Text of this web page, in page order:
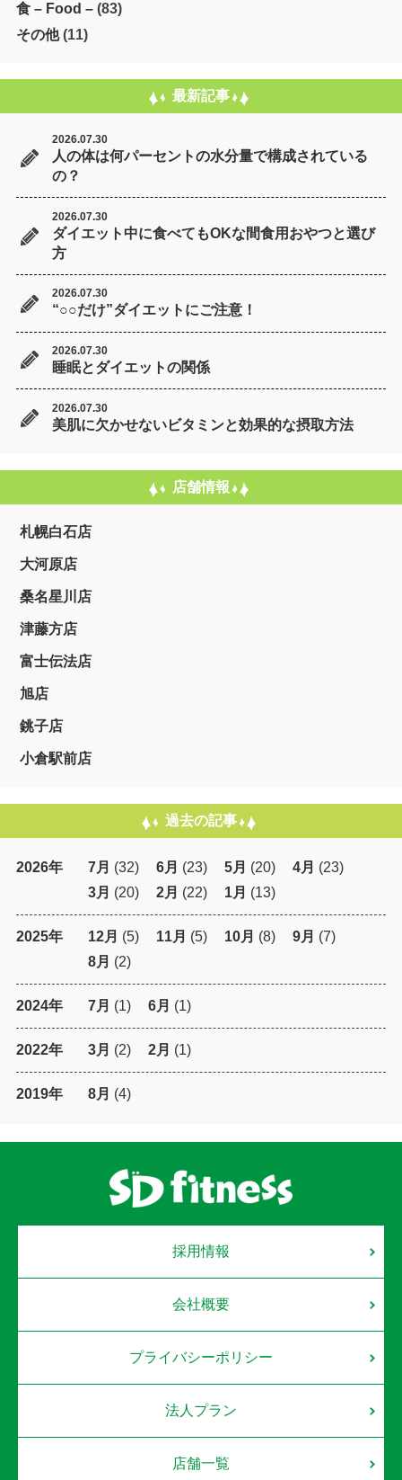
食 – Food –(83)
その他(11)
最新記事
2026.07.30
人の体は何パーセントの水分量で構成されている
の？
2026.07.30
ダイエット中に食べてもOKな間食用おやつと選び
方
2026.07.30
“○○だけ”ダイエットにご注意！
2026.07.30
睡眠とダイエットの関係
2026.07.30
美肌に欠かせないビタミンと効果的な摂取方法
店舗情報
札幌白石店
大河原店
桑名星川店
津藤方店
富士伝法店
旭店
銚子店
小倉駅前店
過去の記事
2026年 7月 (32) 6月 (23) 5月 (20) 4月 (23)
3月 (20) 2月 (22) 1月 (13)
2025年 12月 (5) 11月 (5) 10月 (8) 9月 (7)
8月 (2)
2024年 7月 (1) 6月 (1)
2022年 3月 (2) 2月 (1)
2019年 8月 (4)
採用情報
会社概要
プライバシーポリシー
法人プラン
店舗一覧